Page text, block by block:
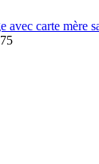
avec carte mère